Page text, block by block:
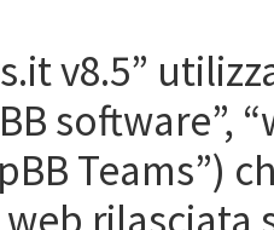
v8.5”
software”,
Teams”)